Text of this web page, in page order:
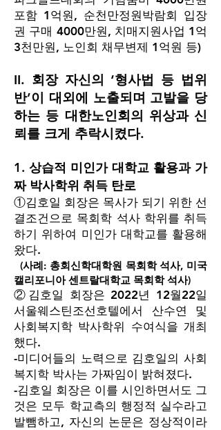
포함 1억원, 순천만정원박람회 입장
권 구매 4000만원, 치매지원사업 1억
3천만원, 노인회 채무변제 1억원 등)
II. 회장 자신의 ‘형사법 등 법위
반’이 대외에 노출되며 고발을 당
하는 등 대한노인회의 위상과 신
뢰를 크게 추락시켰다.
1. 상습적 미인가 대학교 활용과 가
짜 박사학위 취득 탄로
①김호일 회장은 목사가 되기 위한 선
결조건으로 목회학 석사 학위를 취득
하기 위하여 미인가 대학교를 활용해
왔다.
(사례: 총회신학대학원 목회학 석사, 미국
캘리포니아 센트랄대학교 목회학 석사)
②김호일 회장은 2022년 12월22일
서울웨스틴조선호텔에서 산수연 및
사회복지학 박사학위 수여식을 개최
했다.
-미디어들의 노력으로 김호일의 사회
복지학 박사는 가짜임이 밝혀졌다.
-김호일 회장은 이를 시인하면서도 그
것은 모두 학교측의 행정적 실수라고
발뺌하고, 자신의 논문은 정상적이라